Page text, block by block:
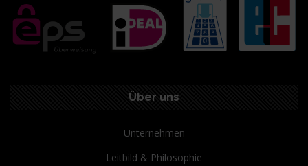
Über uns
Unternehmen
Leitbild & Philosophie